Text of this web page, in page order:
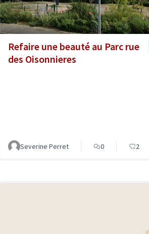
Refaire une beauté au Parc rue
des Oisonnieres
Severine Perret 0 2